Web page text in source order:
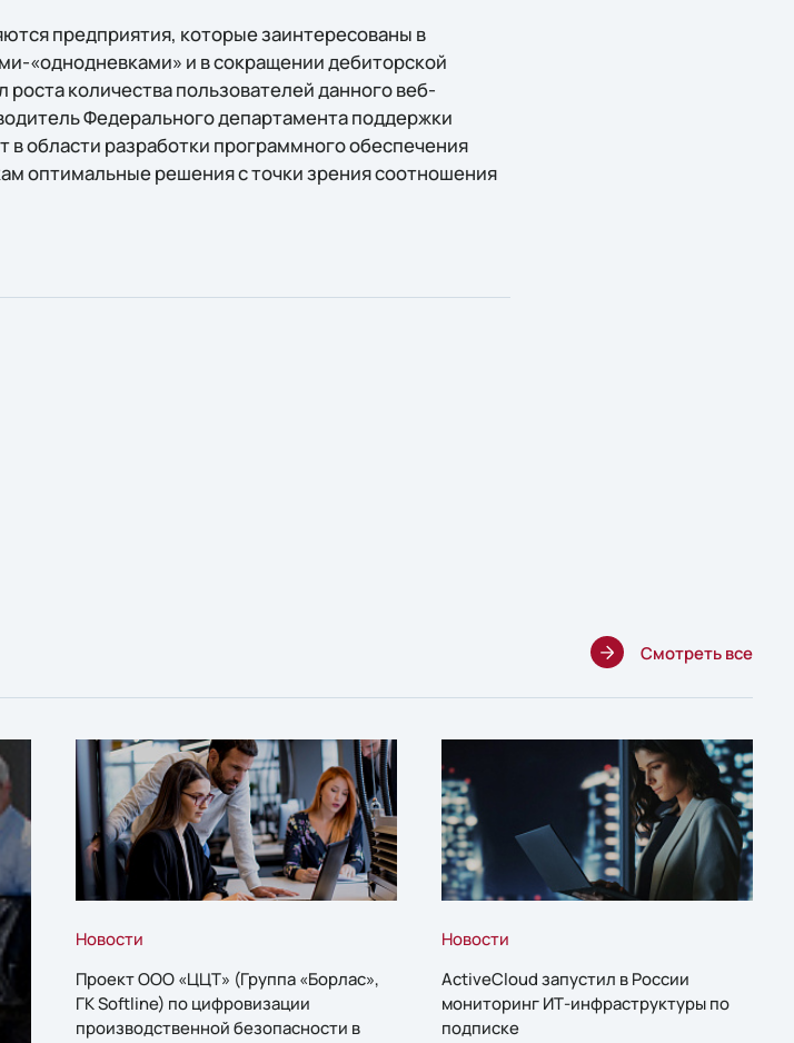
предприятия, которые заинтересованы в
«однодневками» и в сокращении дебиторской
количества пользователей данного веб-
Федерального департамента поддержки
области разработки программного обеспечения
оптимальные решения с точки зрения соотношения
Смотреть все
Новости
Проект ООО «ЦЦТ» (Группа «Борлас»,
ГК Softline) по цифровизации
производственной безопасности в
Новости
ActiveCloud запустил в России
мониторинг ИТ-инфраструктуры по
подписке